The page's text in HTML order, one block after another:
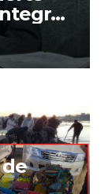
para